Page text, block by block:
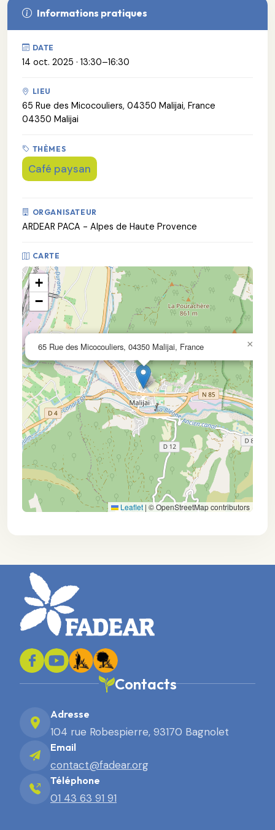
Informations pratiques
DATE
14 oct. 2025 · 13:30–16:30
LIEU
65 Rue des Micocouliers, 04350 Malijai, France
04350 Malijai
THÈMES
Café paysan
ORGANISATEUR
ARDEAR PACA - Alpes de Haute Provence
CARTE
65 Rue des Micocouliers, 04350 Malijai, France ×
+
−
Leaflet | © OpenStreetMap contributors
Contacts
Adresse
104 rue Robespierre, 93170 Bagnolet
Email
contact@fadear.org
Téléphone
01 43 63 91 91